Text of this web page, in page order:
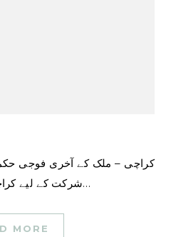
کراچی – ملک کے آخری فوجی حکمران کی آخری رسومات میں
شرکت کے لیے کراچی کے پولو گراؤنڈ میں سابق…
MORE